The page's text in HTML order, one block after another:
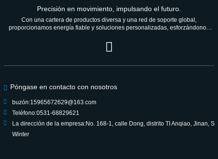
Precisión en movimiento, impulsando el futuro.
Con una cartera de productos diversa y una red de soporte global,
proporcionamos energía fiable y soluciones personalizadas, esforzándonos
Póngase en contacto con nosotros
buzón:15965672629@163.com
Teléfono:0531-68829621
La dirección de la empresa:No. 168-1, calle Dong, distrito TI Anqiao, Jinan, S
Winter